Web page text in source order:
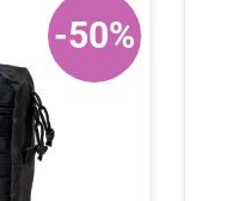
-50%